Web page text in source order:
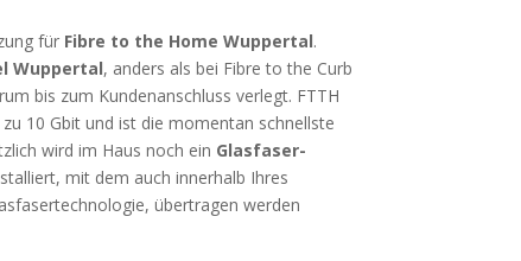
für Fibre to the Home Wuppertal.
Wuppertal, anders als bei Fibre to the Curb
bis zum Kundenanschluss verlegt. FTTH
10 Gbit und ist die momentan schnellste
wird im Haus noch ein Glasfaser-
mit dem auch innerhalb Ihres
übertragen werden